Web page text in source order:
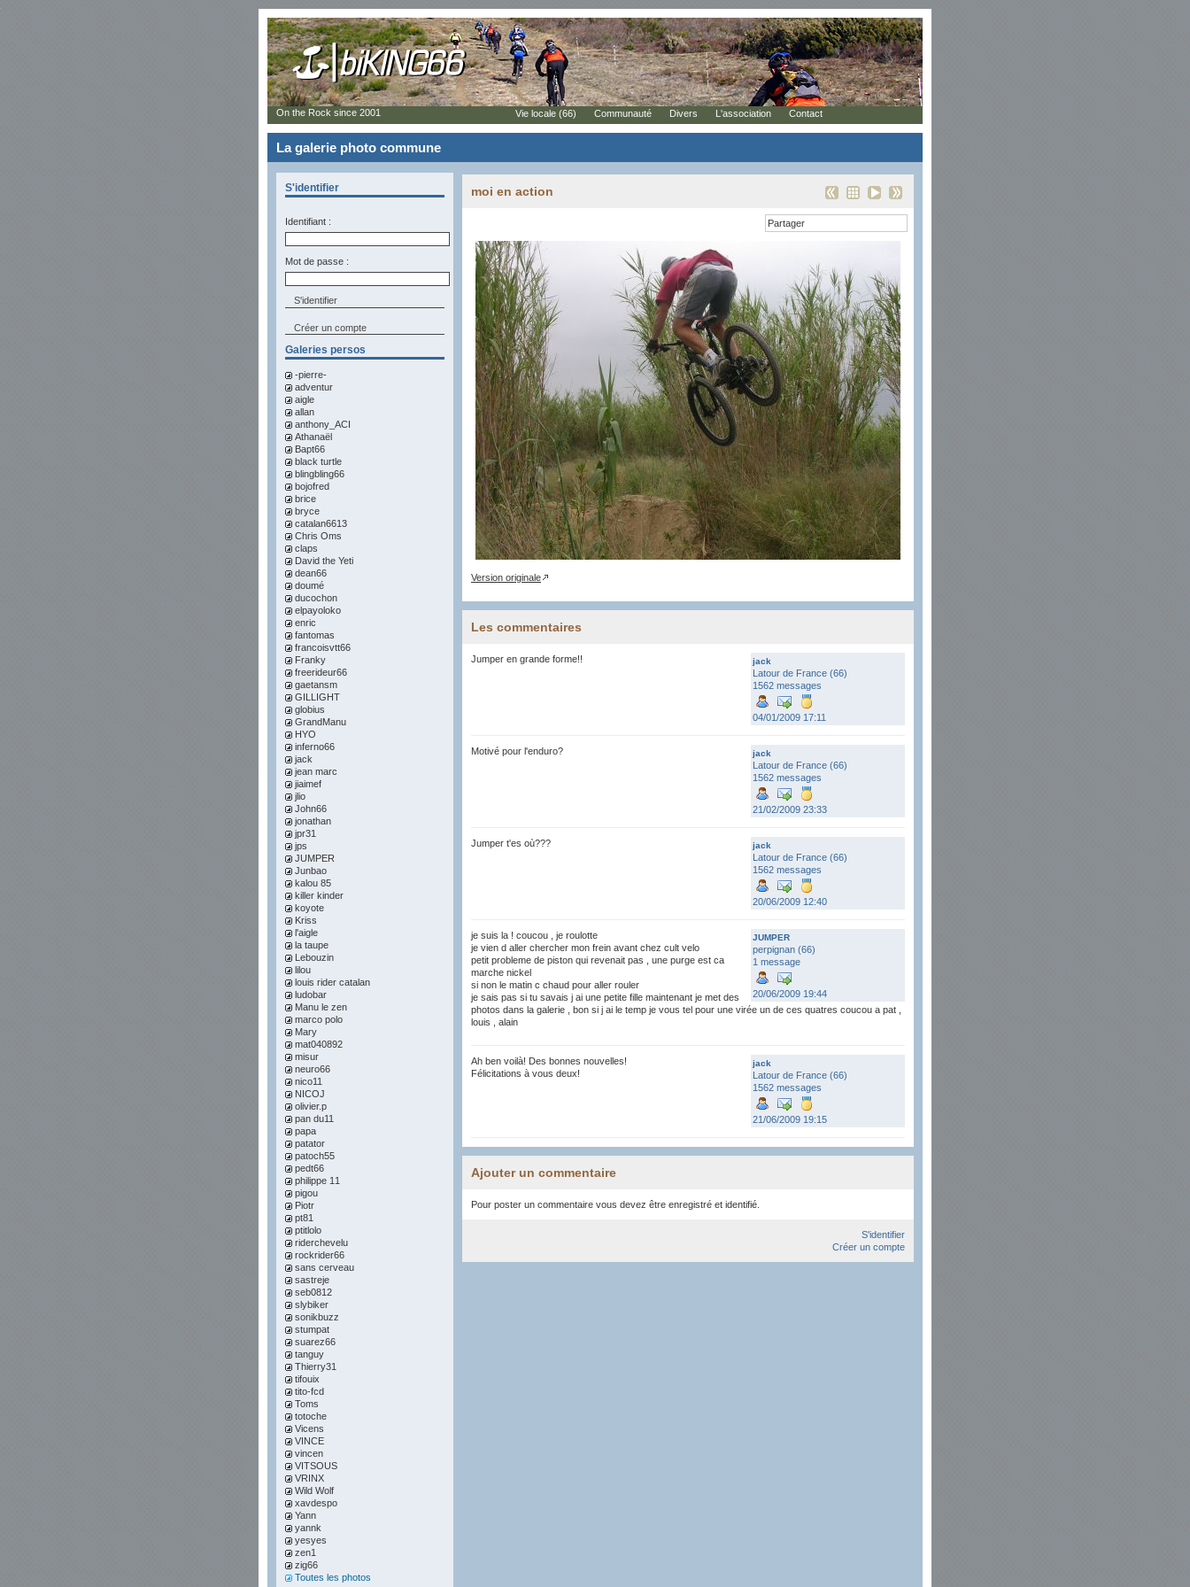
La galerie photo commune
S'identifier
Identifiant :
Mot de passe :
Créer un compte
Galeries persos
-pierre-
adventur
aigle
allan
anthony_ACI
Athanaël
Bapt66
black turtle
blingbling66
bojofred
brice
bryce
catalan6613
Chris Oms
claps
David the Yeti
dean66
doumé
ducochon
elpayoloko
enric
fantomas
francoisvtt66
Franky
freerideur66
gaetansm
GILLIGHT
globius
GrandManu
HYO
inferno66
jack
jean marc
jiaimef
jlio
John66
jonathan
jpr31
jps
JUMPER
Junbao
kalou 85
killer kinder
koyote
Kriss
l'aigle
la taupe
Lebouzin
lilou
louis rider catalan
ludobar
Manu le zen
marco polo
Mary
mat040892
misur
neuro66
nico11
NICOJ
olivier.p
pan du11
papa
patator
patoch55
pedt66
philippe 11
pigou
Piotr
pt81
ptitlolo
riderchevelu
rockrider66
sans cerveau
sastreje
seb0812
slybiker
sonikbuzz
stumpat
suarez66
tanguy
Thierry31
tifouix
tito-fcd
Toms
totoche
Vicens
VINCE
vincen
VITSOUS
VRINX
Wild Wolf
xavdespo
Yann
yannk
yesyes
zen1
zig66
Toutes les photos
moi en action
Partager
Version originale
Les commentaires
jack
Latour de France (66)
1562 messages
04/01/2009 17:11
Jumper en grande forme!!
jack
Latour de France (66)
1562 messages
21/02/2009 23:33
Motivé pour l'enduro?
jack
Latour de France (66)
1562 messages
20/06/2009 12:40
Jumper t'es où???
JUMPER
perpignan (66)
1 message
20/06/2009 19:44
je suis la ! coucou , je roulotte
je vien d aller chercher mon frein avant chez cult velo
petit probleme de piston qui revenait pas , une purge est ca
marche nickel
si non le matin c chaud pour aller rouler
je sais pas si tu savais j ai une petite fille maintenant je met des
photos dans la galerie , bon si j ai le temp je vous tel pour une virée un de ces quatres coucou a pat ,
louis , alain
jack
Latour de France (66)
1562 messages
21/06/2009 19:15
Ah ben voilà! Des bonnes nouvelles!
Félicitations à vous deux!
Ajouter un commentaire
Pour poster un commentaire vous devez être enregistré et identifié.
S'identifier
Créer un compte
On the Rock since 2001 Vie locale (66) Communauté Divers L'association Contact